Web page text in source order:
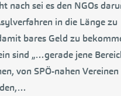
nach sei es den NGOs
in die Länge zu
bares Geld zu
sind „…gerade jene
von SPÖ-nahen Vereinen